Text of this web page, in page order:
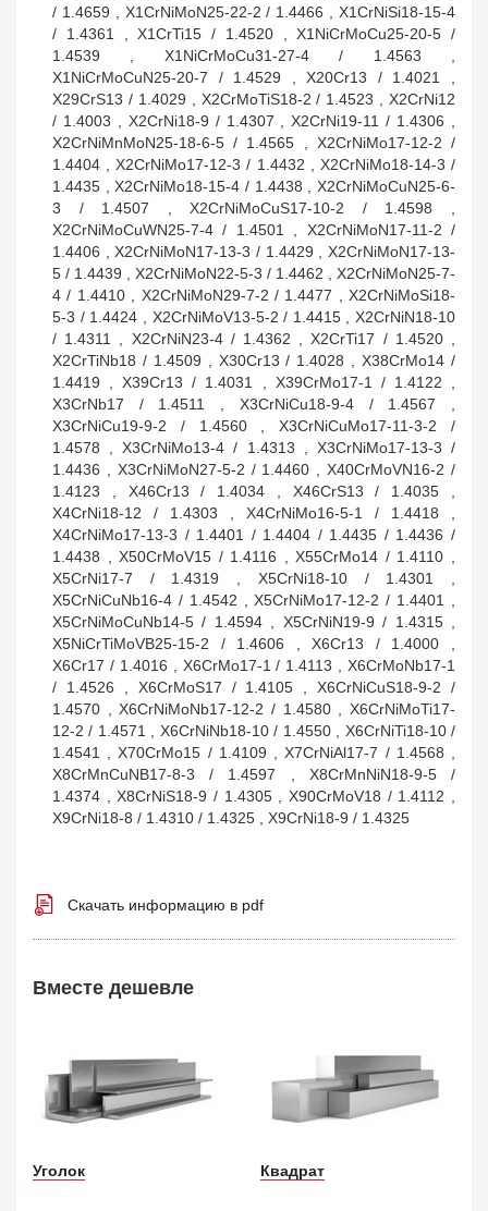
/ 1.4659 , X1CrNiMoN25-22-2 / 1.4466 , X1CrNiSi18-15-4
/ 1.4361 , X1CrTi15 / 1.4520 , X1NiCrMoCu25-20-5 /
1.4539 , X1NiCrMoCu31-27-4 / 1.4563 ,
X1NiCrMoCuN25-20-7 / 1.4529 , X20Cr13 / 1.4021 ,
X29CrS13 / 1.4029 , X2CrMoTiS18-2 / 1.4523 , X2CrNi12
/ 1.4003 , X2CrNi18-9 / 1.4307 , X2CrNi19-11 / 1.4306 ,
X2CrNiMnMoN25-18-6-5 / 1.4565 , X2CrNiMo17-12-2 /
1.4404 , X2CrNiMo17-12-3 / 1.4432 , X2CrNiMo18-14-3 /
1.4435 , X2CrNiMo18-15-4 / 1.4438 , X2CrNiMoCuN25-6-
3 / 1.4507 , X2CrNiMoCuS17-10-2 / 1.4598 ,
X2CrNiMoCuWN25-7-4 / 1.4501 , X2CrNiMoN17-11-2 /
1.4406 , X2CrNiMoN17-13-3 / 1.4429 , X2CrNiMoN17-13-
5 / 1.4439 , X2CrNiMoN22-5-3 / 1.4462 , X2CrNiMoN25-7-
4 / 1.4410 , X2CrNiMoN29-7-2 / 1.4477 , X2CrNiMoSi18-
5-3 / 1.4424 , X2CrNiMoV13-5-2 / 1.4415 , X2CrNiN18-10
/ 1.4311 , X2CrNiN23-4 / 1.4362 , X2CrTi17 / 1.4520 ,
X2CrTiNb18 / 1.4509 , X30Cr13 / 1.4028 , X38CrMo14 /
1.4419 , X39Cr13 / 1.4031 , X39CrMo17-1 / 1.4122 ,
X3CrNb17 / 1.4511 , X3CrNiCu18-9-4 / 1.4567 ,
X3CrNiCu19-9-2 / 1.4560 , X3CrNiCuMo17-11-3-2 /
1.4578 , X3CrNiMo13-4 / 1.4313 , X3CrNiMo17-13-3 /
1.4436 , X3CrNiMoN27-5-2 / 1.4460 , X40CrMoVN16-2 /
1.4123 , X46Cr13 / 1.4034 , X46CrS13 / 1.4035 ,
X4CrNi18-12 / 1.4303 , X4CrNiMo16-5-1 / 1.4418 ,
X4CrNiMo17-13-3 / 1.4401 / 1.4404 / 1.4435 / 1.4436 /
1.4438 , X50CrMoV15 / 1.4116 , X55CrMo14 / 1.4110 ,
X5CrNi17-7 / 1.4319 , X5CrNi18-10 / 1.4301 ,
X5CrNiCuNb16-4 / 1.4542 , X5CrNiMo17-12-2 / 1.4401 ,
X5CrNiMoCuNb14-5 / 1.4594 , X5CrNiN19-9 / 1.4315 ,
X5NiCrTiMoVB25-15-2 / 1.4606 , X6Cr13 / 1.4000 ,
X6Cr17 / 1.4016 , X6CrMo17-1 / 1.4113 , X6CrMoNb17-1
/ 1.4526 , X6CrMoS17 / 1.4105 , X6CrNiCuS18-9-2 /
1.4570 , X6CrNiMoNb17-12-2 / 1.4580 , X6CrNiMoTi17-
12-2 / 1.4571 , X6CrNiNb18-10 / 1.4550 , X6CrNiTi18-10 /
1.4541 , X70CrMo15 / 1.4109 , X7CrNiAl17-7 / 1.4568 ,
X8CrMnCuNB17-8-3 / 1.4597 , X8CrMnNiN18-9-5 /
1.4374 , X8CrNiS18-9 / 1.4305 , X90CrMoV18 / 1.4112 ,
X9CrNi18-8 / 1.4310 / 1.4325 , X9CrNi18-9 / 1.4325
Скачать информацию в pdf
Вместе дешевле
Уголок Квадрат